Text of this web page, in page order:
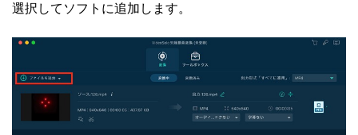
選択してソフトに追加します。